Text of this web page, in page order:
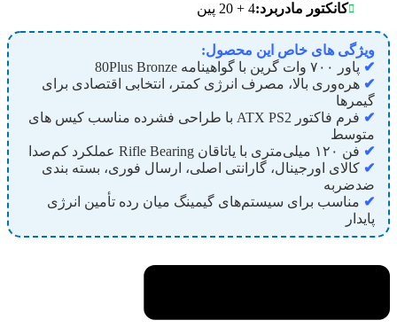
کانکتور مادربرد:4 + 20 پین
ویژگی های خاص این محصول:
✔ پاور ۷۰۰ وات گرین با گواهینامه 80Plus Bronze
✔ هره‌وری بالا، مصرف انرژی کمتر، انتخابی اقتصادی برای
گیمرها
✔
فرم فاکتور ATX PS2 با طراحی فشرده مناسب کیس‌ های
متوسط
✔ فن ۱۲۰ میلی‌متری با یاتاقان Rifle Bearing عملکرد کم‌صدا
✔ کالای اورجینال، گارانتی اصلی، ارسال فوری، بسته بندی
ضدضربه
✔ مناسب برای سیستم‌های گیمینگ میان‌ رده تأمین انرژی
پایدار